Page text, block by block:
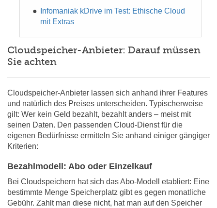
Infomaniak kDrive im Test: Ethische Cloud
mit Extras
Cloudspeicher-Anbieter: Darauf müssen
Sie achten
Cloudspeicher-Anbieter lassen sich anhand ihrer Features
und natürlich des Preises unterscheiden. Typischerweise
gilt: Wer kein Geld bezahlt, bezahlt anders – meist mit
seinen Daten. Den passenden Cloud-Dienst für die
eigenen Bedürfnisse ermitteln Sie anhand einiger gängiger
Kriterien:
Bezahlmodell: Abo oder Einzelkauf
Bei Cloudspeichern hat sich das Abo-Modell etabliert: Eine
bestimmte Menge Speicherplatz gibt es gegen monatliche
Gebühr. Zahlt man diese nicht, hat man auf den Speicher